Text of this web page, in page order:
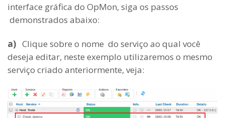
interface gráfica do OpMon, siga os passos
demonstrados abaixo:
a) Clique sobre o nome do serviço ao qual você
deseja editar, neste exemplo utilizaremos o mesmo
serviço criado anteriormente, veja: